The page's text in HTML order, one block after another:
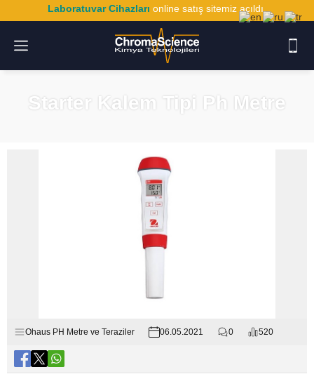
Laboratuvar Cihazları online satış sitemiz açıldı.
Starter Kalem Tipi Ph Metre
Ohaus PH Metre ve Teraziler 06.05.2021 0 520